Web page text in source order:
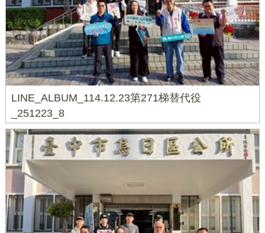
LINE_ALBUM_114.12.23第271梯替代役
_251223_8